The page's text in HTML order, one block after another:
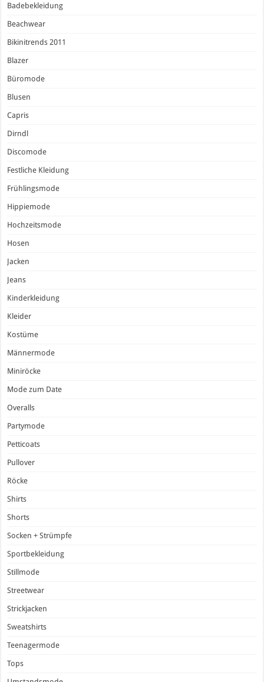
Badebekleidung
Beachwear
Bikinitrends 2011
Blazer
Büromode
Blusen
Capris
Dirndl
Discomode
Festliche Kleidung
Frühlingsmode
Hippiemode
Hochzeitsmode
Hosen
Jacken
Jeans
Kinderkleidung
Kleider
Kostüme
Männermode
Miniröcke
Mode zum Date
Overalls
Partymode
Petticoats
Pullover
Röcke
Shirts
Shorts
Socken + Strümpfe
Sportbekleidung
Stillmode
Streetwear
Strickjacken
Sweatshirts
Teenagermode
Tops